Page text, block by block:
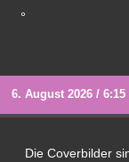
°
6. August 2026 / 6:15
Die Coverbilder